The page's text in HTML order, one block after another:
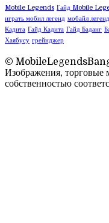
Mobile Legends Гайд Mobile
играть мобил легенд мобайл легенд
Кадита Гайд Кадита Гайд Баданг
Хаябусу грейнджер
©
Изображения, торговые
собственностью